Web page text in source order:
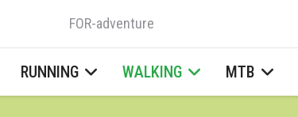
FOR-adventure
RUNNING WALKING MTB